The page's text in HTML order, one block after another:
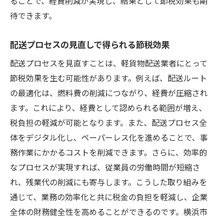
待できます。
配送プロセスの見直しで得られる節税効果
配送プロセスを見直すことは、軽貨物配送業者にとって
節税効果を生む可能性があります。例えば、配送ルート
の最適化は、燃料費の削減につながり、経費が圧縮され
ます。これにより、経費として認められる範囲が増え、
税負担の軽減が可能となります。また、配送プロセス全
体をデジタル化し、ペーパーレス化を進めることで、事
務作業にかかるコストを削減できます。さらに、効率的
なプロセスが実現すれば、従業員の労働時間が短縮さ
れ、残業代の削減にも寄与します。こうした取り組みを
通じて、業務の効率化と共に税金の負担を軽減し、企業
全体の財務健全性を高めることができるのです。横浜市